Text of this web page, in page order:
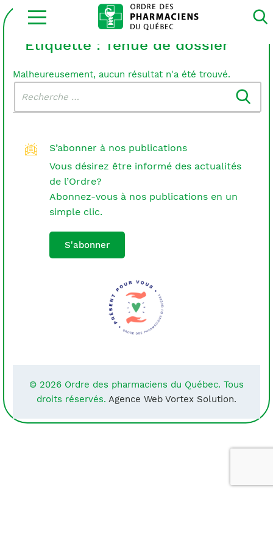
Ouvrir
la
site
Étiquette : Tenue de dossier
Malheureusement, aucun résultat n'a été trouvé.
dans
le
S’abonner à nos publications
Vous désirez être informé des actualités
de l’Ordre?
Abonnez-vous à nos publications en un
simple clic.
S'abonner
© 2026 Ordre des pharmaciens du Québec. Tous
droits réservés. Agence Web Vortex Solution.